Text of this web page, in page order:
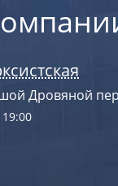
Дровяной